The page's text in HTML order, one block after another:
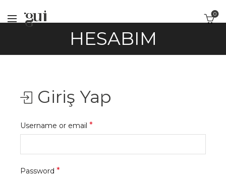
0
HESABIM
Giriş Yap
Username or email *Gerekli
Password *Gerekli